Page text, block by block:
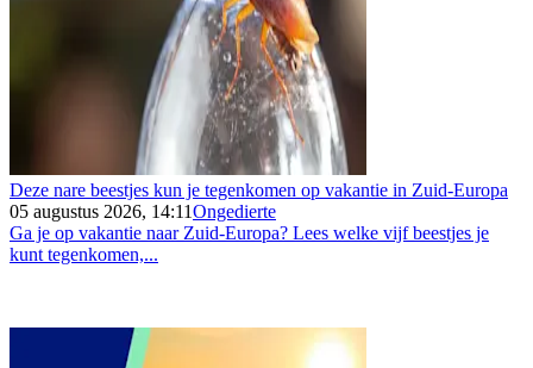
Deze nare beestjes kun je tegenkomen op vakantie in Zuid-Europa
05 augustus 2026, 14:11Ongedierte
Ga je op vakantie naar Zuid-Europa? Lees welke vijf beestjes je
kunt tegenkomen,...